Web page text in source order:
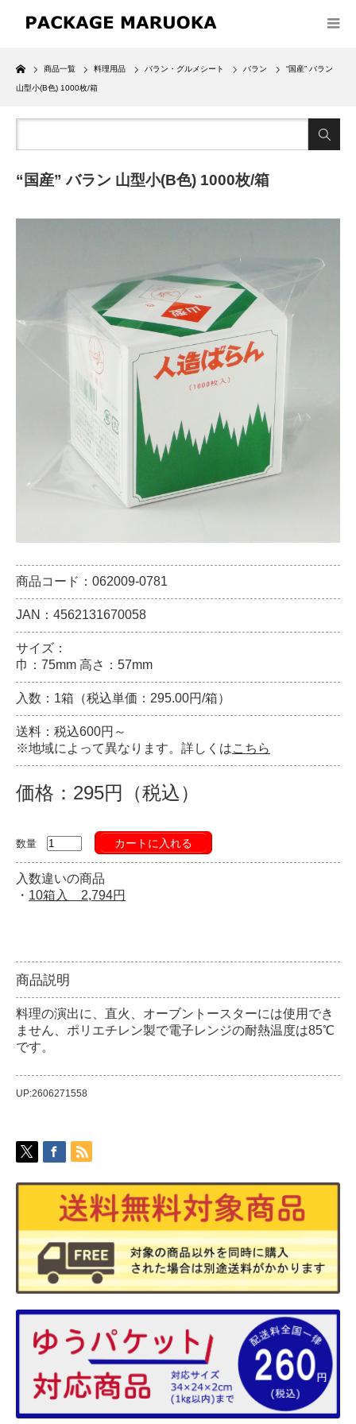
Home
商品一覧 料理用品 バラン・グルメシート バラン “国産” バラン
山型小(B色) 1000枚/箱
“国産” バラン 山型小(B色) 1000枚/箱
商品コード：062009-0781
JAN：4562131670058
サイズ：
巾：75mm 高さ：57mm
入数：1箱（税込単価：295.00円/箱）
送料：税込600円～
※地域によって異なります。詳しくはこちら
価格：295円（税込）
数量 カートに入れる
入数違いの商品
・ 10箱入 2,794円
商品説明
料理の演出に、直火、オーブントースターには使用でき
ません、ポリエチレン製で電子レンジの耐熱温度は85℃
です。
UP:2606271558